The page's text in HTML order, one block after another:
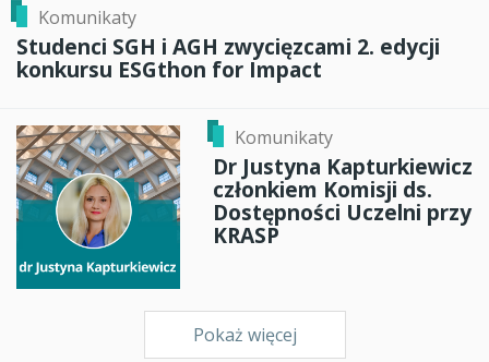
Komunikaty
Studenci SGH i AGH zwycięzcami 2. edycji
konkursu ESGthon for Impact
Komunikaty
Dr Justyna Kapturkiewicz
członkiem Komisji ds.
Dostępności Uczelni przy
KRASP
Pokaż więcej